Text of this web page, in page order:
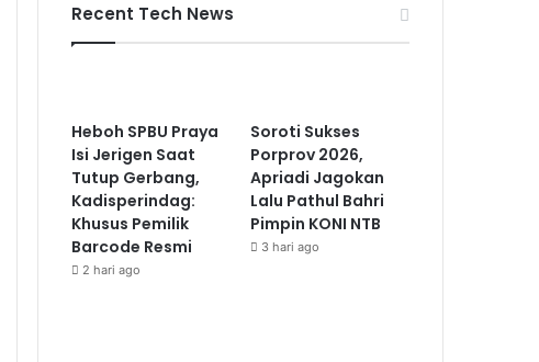
Recent Tech News
Heboh SPBU Praya
Isi Jerigen Saat
Tutup Gerbang,
Kadisperindag:
Khusus Pemilik
Barcode Resmi
2 hari ago
Soroti Sukses
Porprov 2026,
Apriadi Jagokan
Lalu Pathul Bahri
Pimpin KONI NTB
3 hari ago